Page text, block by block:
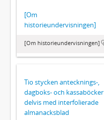
[Om
historieundervisningen]
[Om historieundervisningen]
Tio stycken antecknings-,
dagboks- och kassaböcker
delvis med interfolierade
almanacksblad